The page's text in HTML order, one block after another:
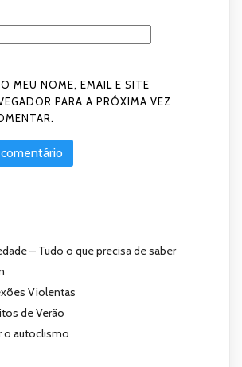
MEU NOME, EMAIL E SITE
PARA A PRÓXIMA VEZ
– Tudo o que precisa de saber
Violentas
de Verão
o autoclismo